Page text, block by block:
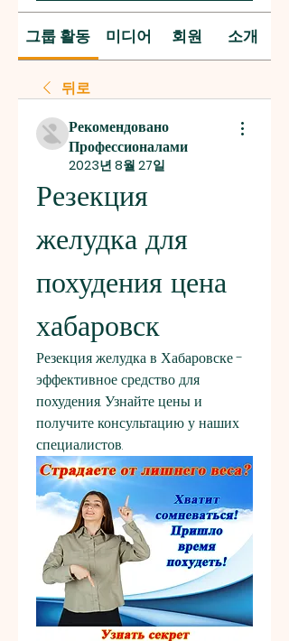
그룹 활동 미디어 회원 소개
뒤로
Рекомендовано
Профессионалами
2023년 8월 27일
Резекция
желудка для
похудения цена
хабаровск
Резекция желудка в Хабаровске -
эффективное средство для
похудения. Узнайте цены и
получите консультацию у наших
специалистов.